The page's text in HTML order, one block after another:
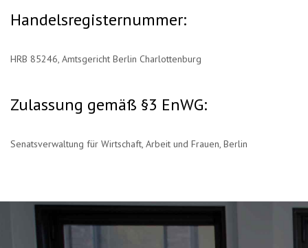
Handelsregisternummer:
HRB 85246, Amtsgericht Berlin Charlottenburg
Zulassung gemäß §3 EnWG:
Senatsverwaltung für Wirtschaft, Arbeit und Frauen, Berlin